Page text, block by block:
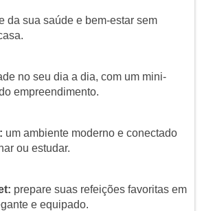
da sua saúde e bem-estar sem
no seu dia a dia, com um mini-
empreendimento.
um ambiente moderno e conectado
ou estudar.
prepare suas refeições favoritas em
e equipado.